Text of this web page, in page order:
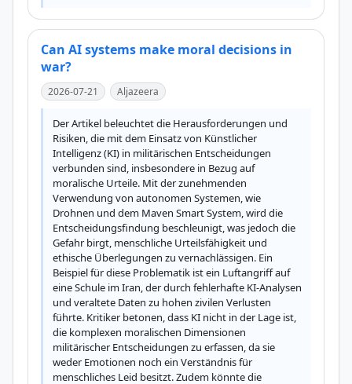
Can AI systems make moral decisions in
war?
2026-07-21 Aljazeera
Der Artikel beleuchtet die Herausforderungen und
Risiken, die mit dem Einsatz von Künstlicher
Intelligenz (KI) in militärischen Entscheidungen
verbunden sind, insbesondere in Bezug auf
moralische Urteile. Mit der zunehmenden
Verwendung von autonomen Systemen, wie
Drohnen und dem Maven Smart System, wird die
Entscheidungsfindung beschleunigt, was jedoch die
Gefahr birgt, menschliche Urteilsfähigkeit und
ethische Überlegungen zu vernachlässigen. Ein
Beispiel für diese Problematik ist ein Luftangriff auf
eine Schule im Iran, der durch fehlerhafte KI-Analysen
und veraltete Daten zu hohen zivilen Verlusten
führte. Kritiker betonen, dass KI nicht in der Lage ist,
die komplexen moralischen Dimensionen
militärischer Entscheidungen zu erfassen, da sie
weder Emotionen noch ein Verständnis für
menschliches Leid besitzt. Zudem könnte die